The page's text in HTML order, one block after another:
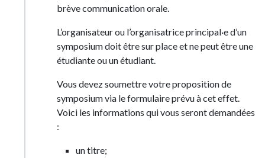
brève communication orale.
L’organisateur ou l’organisatrice principal·e d’un
symposium doit être sur place et ne peut être une
étudiante ou un étudiant.
Vous devez soumettre votre proposition de
symposium via le formulaire prévu à cet effet.
Voici les informations qui vous seront demandées
:
un titre;